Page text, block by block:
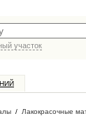
участок
/ Лакокрасочные